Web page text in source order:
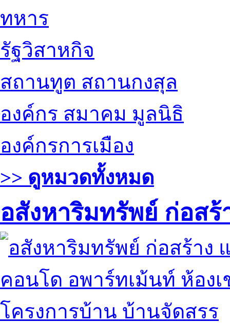
ทหาร
รัฐวิสาหกิจ
สถานทูต สถานกงสุล
องค์กร สมาคม มูลนิธิ
องค์กรการเมือง
>> ดูหมวดทั้งหมด
อสังหาริมทรัพย์ ก่อส
คอนโด อพาร์ทเม้นท์ ห้องเ
โครงการบ้าน บ้านจัดสรร